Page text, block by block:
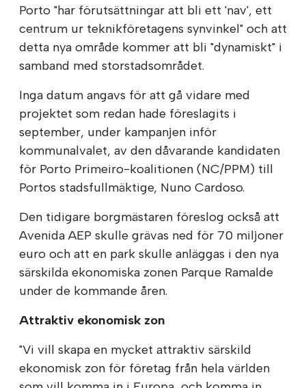
Porto "har förutsättningar att bli ett 'nav', ett
centrum ur teknikföretagens synvinkel" och att
detta nya område kommer att bli "dynamiskt" i
samband med storstadsområdet.
Inga datum angavs för att gå vidare med
projektet som redan hade föreslagits i
september, under kampanjen inför
kommunalvalet, av den dåvarande kandidaten
för Porto Primeiro-koalitionen (NC/PPM) till
Portos stadsfullmäktige, Nuno Cardoso.
Den tidigare borgmästaren föreslog också att
Avenida AEP skulle grävas ned för 70 miljoner
euro och att en park skulle anläggas i den nya
särskilda ekonomiska zonen Parque Ramalde
under de kommande åren.
Attraktiv ekonomisk zon
"Vi vill skapa en mycket attraktiv särskild
ekonomisk zon för företag från hela världen